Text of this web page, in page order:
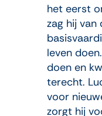
het eerst
zag hij
leven
doen en
terecht.
voor
zorgt hij